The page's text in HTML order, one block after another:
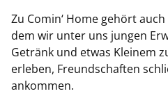
Zu Comin‘ Home gehört
dem wir unter uns jungen
Getränk und etwas Kleinem
erleben, Freundschaften
ankommen.